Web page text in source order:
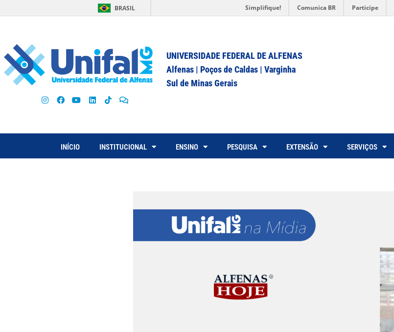
BRASIL Simplifique! Comunica BR Participe
UNIVERSIDADE FEDERAL DE ALFENAS
Alfenas | Poços de Caldas | Varginha
Sul de Minas Gerais
INÍCIO INSTITUCIONAL ENSINO PESQUISA EXTENSÃO SERVIÇOS